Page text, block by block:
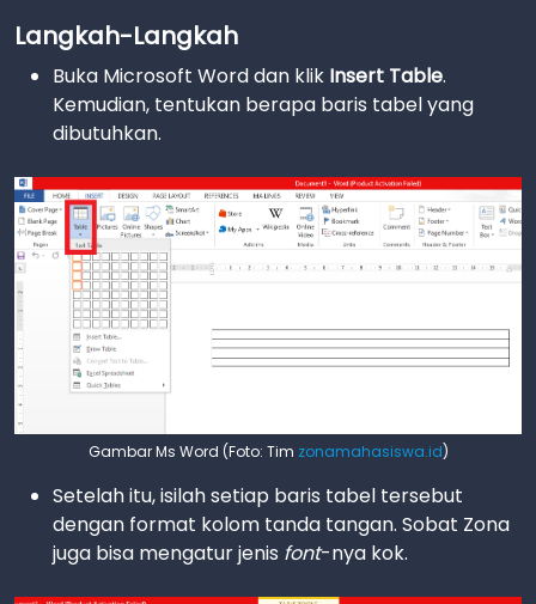
Langkah-Langkah
Buka Microsoft Word dan klik Insert Table.
Kemudian, tentukan berapa baris tabel yang
dibutuhkan.
Gambar Ms Word (Foto: Tim zonamahasiswa.id)
Setelah itu, isilah setiap baris tabel tersebut
dengan format kolom tanda tangan. Sobat Zona
juga bisa mengatur jenis font-nya kok.